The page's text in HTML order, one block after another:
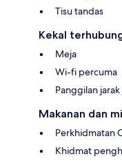
Tisu tandas
Kekal
Meja
Wi-fi percuma
Panggilan
Makanan dan
Perkhidmatan
Khidmat